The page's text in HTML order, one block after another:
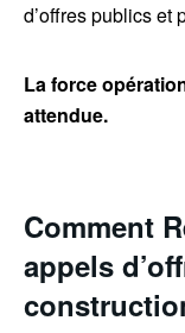
d’offres publics et
La force
attendue.
Comment
appels